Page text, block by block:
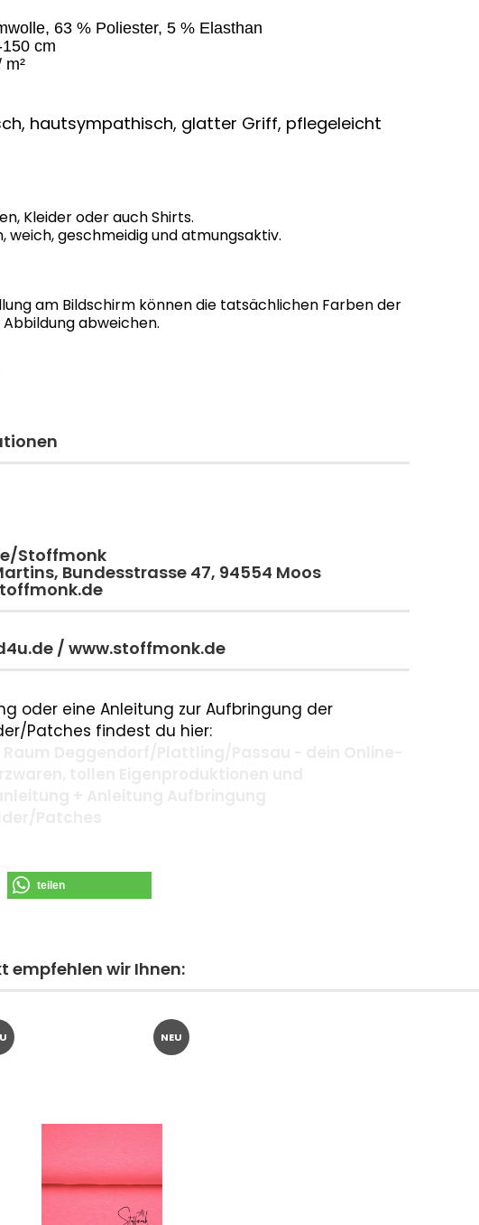
63 % Poliester, 5 % Elasthan
cm
m²
hautsympathisch, glatter Griff, pflegeleicht
Kleider oder auch Shirts.
weich, geschmeidig und atmungsaktiv.
am Bildschirm können die tatsächlichen Farben der
abweichen.
Stoffmonk
Bundesstrasse 47, 94554 Moos
/ www.stoffmonk.de
oder eine Anleitung zur Aufbringung der
Patches findest du hier:
teilen
empfehlen wir Ihnen:
NEU